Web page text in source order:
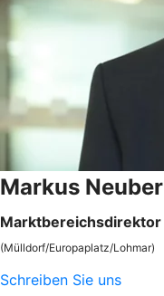
Markus Neuber
Marktbereichsdirektor
(Mülldorf/Europaplatz/Lohmar)
Schreiben Sie uns